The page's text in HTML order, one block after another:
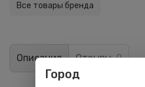
Все товары бренда
Описание Отзывы 0
Город